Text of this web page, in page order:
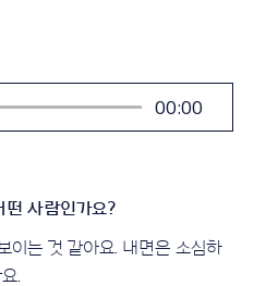
00:00
이는 것 같아요. 내면은 소심하
.